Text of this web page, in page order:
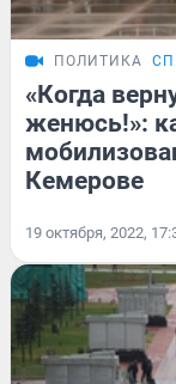
ПОЛИТИКА
«Когда
женюсь!»:
Кемерове
19 октября, 2022,